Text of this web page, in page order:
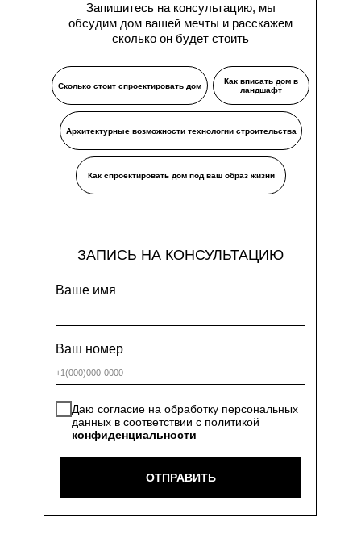
Запишитесь на консультацию, мы
обсудим дом вашей мечты и расскажем
сколько он будет стоить
Архитектурные возможности технологии строительства
Как спроектировать дом под ваш образ жизни
Как вписать дом в
ландшафт
Сколько стоит спроектировать дом
ЗАПИCЬ НА КОНСУЛЬТАЦИЮ
Ваше имя
Ваш номер
Даю согласие на обработку персональных
данных в соответствии с политикой
конфиденциальности
ОТПРАВИТЬ